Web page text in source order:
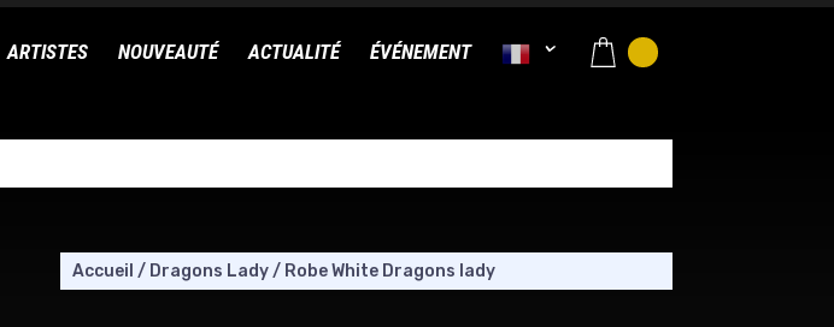
ARTISTES NOUVEAUTÉ ACTUALITÉ ÉVÉNEMENT
Accueil / Dragons Lady/ Robe White Dragons lady